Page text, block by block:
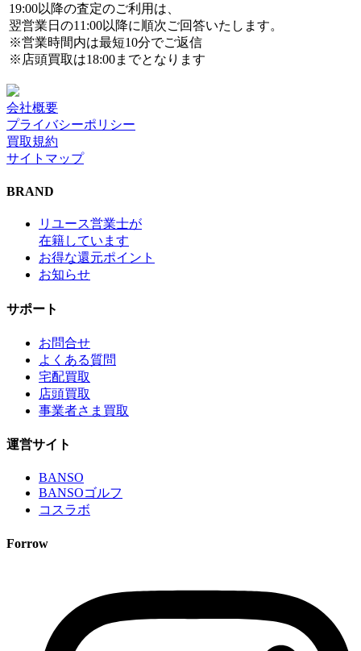
19:00以降の査定のご利用は、
翌営業日の11:00以降に順次ご回答いたします。
※営業時間内は最短10分でご返信
※店頭買取は18:00までとなります
会社概要
プライバシーポリシー
買取規約
サイトマップ
BRAND
リユース営業士が
在籍しています
お得な還元ポイント
お知らせ
サポート
お問合せ
よくある質問
宅配買取
店頭買取
事業者さま買取
運営サイト
BANSO
BANSOゴルフ
コスラボ
Forrow